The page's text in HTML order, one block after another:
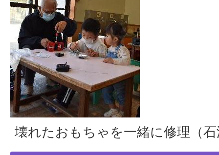
壊れたおもちゃを一緒に修理（